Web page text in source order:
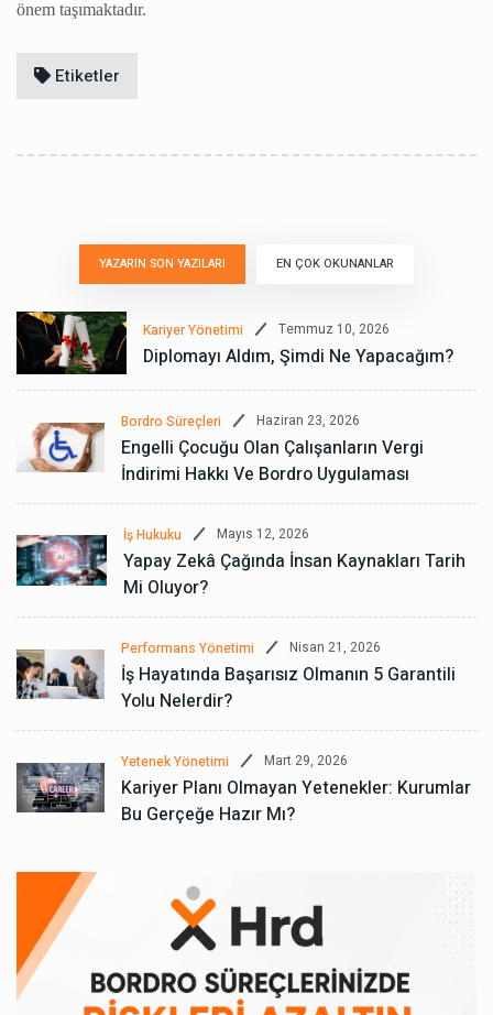
önem taşımaktadır.
Etiketler
YAZARIN SON YAZILARI EN ÇOK OKUNANLAR
Kariyer Yönetimi Temmuz 10, 2026
Diplomayı Aldım, Şimdi Ne Yapacağım?
Bordro Süreçleri Haziran 23, 2026
Engelli Çocuğu Olan Çalışanların Vergi
İndirimi Hakkı Ve Bordro Uygulaması
İş Hukuku Mayıs 12, 2026
Yapay Zekâ Çağında İnsan Kaynakları Tarih
Mi Oluyor?
Performans Yönetimi Nisan 21, 2026
İş Hayatında Başarısız Olmanın 5 Garantili
Yolu Nelerdir?
Yetenek Yönetimi Mart 29, 2026
Kariyer Planı Olmayan Yetenekler: Kurumlar
Bu Gerçeğe Hazır Mı?